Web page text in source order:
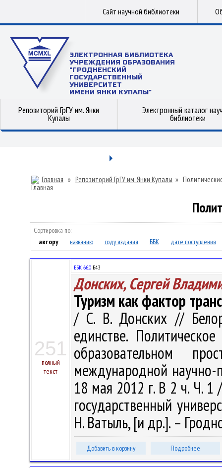
Сайт научной библиотеки
ЭЛЕКТРОННАЯ БИБЛИОТЕКА
УЧРЕЖДЕНИЯ ОБРАЗОВАНИЯ
"ГРОДНЕНСКИЙ
ГОСУДАРСТВЕННЫЙ
УНИВЕРСИТЕТ
ИМЕНИ ЯНКИ КУПАЛЫ"
Репозиторий ГрГУ им. Янки
Купалы
Электронный каталог
библиотеки
Главная » Репозиторий ГрГУ им. Янки Купалы »
Сортировка по:
автору
названию году издания ББК дате поступления
251
полный
текст
ББК 66.0 Б43
Донских, Сергей
Туризм как фактор
/ С. В. Донских //
единстве.
образовательном
международной научно-
18 мая 2012 г. В 2 ч. Ч. 1
государственный
Н. Ватыль, [и др.]. –
Добавить в корзину Подробнее